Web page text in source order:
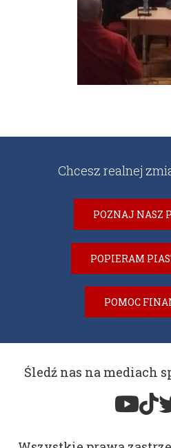
Chcesz realnej
POZNAJ NASZ
POPIERAM
POMOC
Śledź nas na mediach